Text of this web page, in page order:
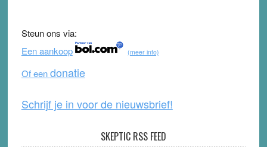
e
b
o
o
k
er T
b
e
d
Steun ons via:
Een aankoop
(meer info)
Of eendonatie
Schrijf je in voor de nieuwsbrief!
SKEPTIC RSS FEED